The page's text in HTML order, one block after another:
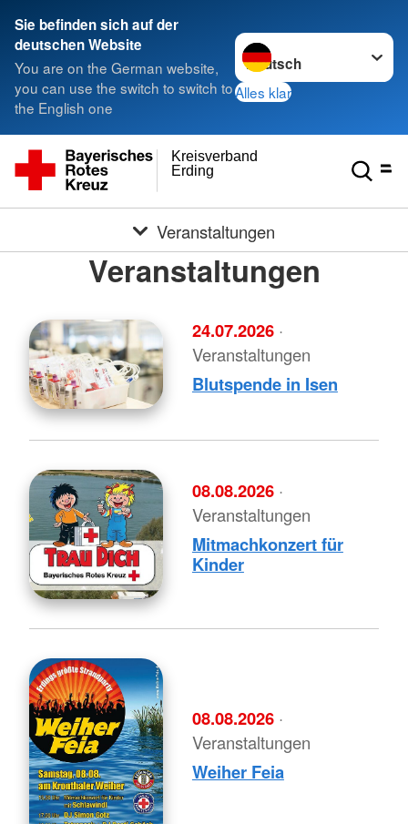
Sie befinden sich auf der
deutschen Website
You are on the German website,
you can use the switch to switch to
the English one
Sprache wechseln zu
Alles klar
Erding
Kreisverband
Veranstaltungen
Veranstaltungen
24.07.2026 ·
Veranstaltungen
Blutspende in Isen
08.08.2026 ·
Veranstaltungen
Mitmachkonzert für
Kinder
08.08.2026 ·
Veranstaltungen
Weiher Feia